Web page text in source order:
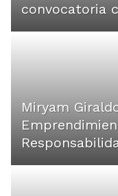
convocatoria
Miryam